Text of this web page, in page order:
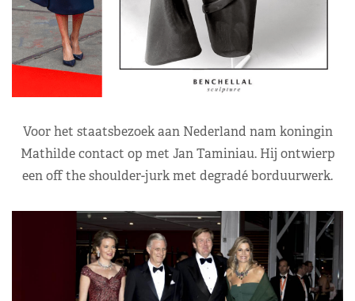
Voor het staatsbezoek aan Nederland nam koningin
Mathilde contact op met Jan Taminiau. Hij ontwierp
een off the shoulder-jurk met degradé borduurwerk.